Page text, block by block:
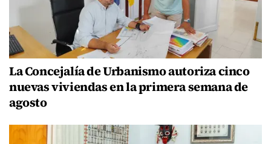
La Concejalía de Urbanismo autoriza cinco
nuevas viviendas en la primera semana de
agosto